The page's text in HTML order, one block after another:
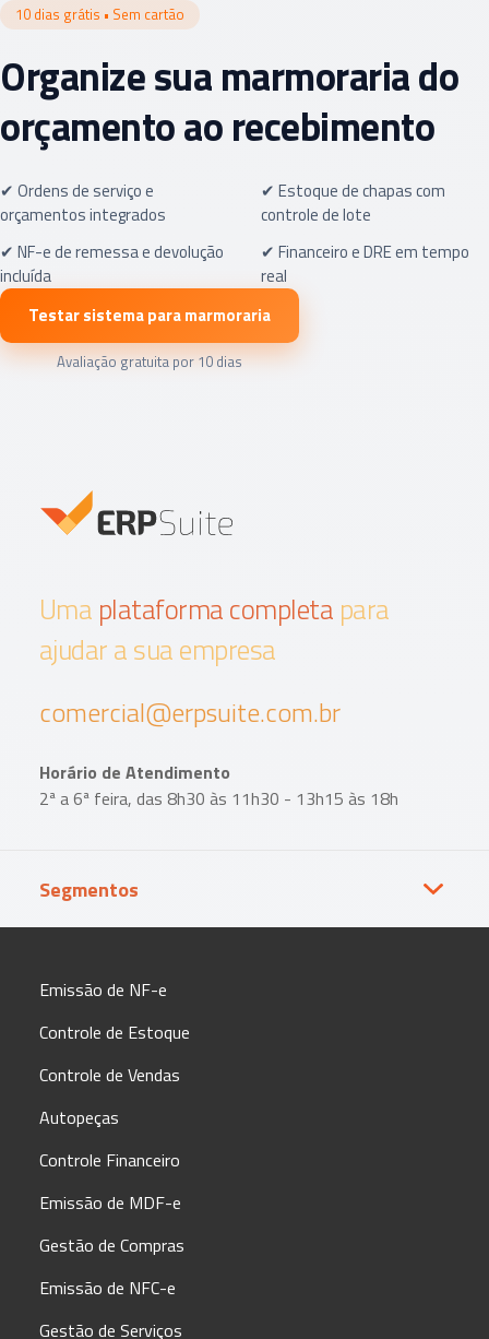
10 dias grátis • Sem cartão
Organize sua marmoraria do
orçamento ao recebimento
✔ Ordens de serviço e
orçamentos integrados
✔ Estoque de chapas com
controle de lote
✔ NF-e de remessa e devolução
incluída
✔ Financeiro e DRE em tempo
real
Testar sistema para marmoraria
Avaliação gratuita por 10 dias
Uma plataforma completa para
ajudar a sua empresa
comercial@erpsuite.com.br
Horário de Atendimento
2ª a 6ª feira, das 8h30 às 11h30 - 13h15 às 18h
Segmentos
Emissão de NF-e
Controle de Estoque
Controle de Vendas
Autopeças
Controle Financeiro
Emissão de MDF-e
Gestão de Compras
Emissão de NFC-e
Gestão de Serviços